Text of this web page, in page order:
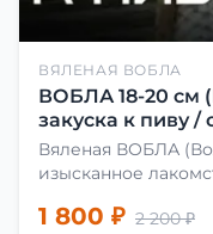
ВЯЛЕНАЯ ВОБЛА
ВОБЛА 18-20 см
закуска к пиву /
Вяленая ВОБЛА
изысканное
сделать вяленую
1 800 ₽ 2 200 ₽